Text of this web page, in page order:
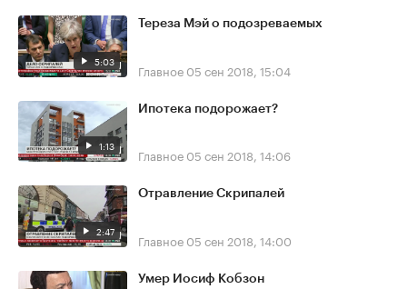
5:03
Тереза Мэй о подозреваемых
Главное 05 сен 2018, 15:04
1:13
Ипотека подорожает?
Главное 05 сен 2018, 14:06
2:47
Отравление Скрипалей
Главное 05 сен 2018, 14:00
Умер Иосиф Кобзон